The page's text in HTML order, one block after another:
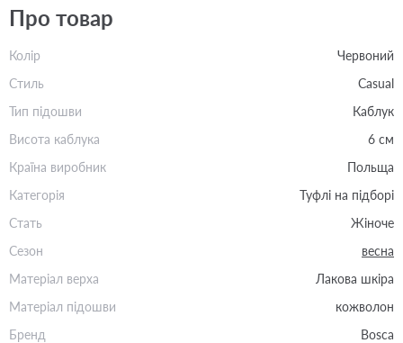
Про товар
Колір
Червоний
Стиль
Casual
Тип підошви
Каблук
Висота каблука
6 см
Країна виробник
Польща
Категорія
Туфлі на підборі
Стать
Жіноче
Сезон
весна
Матеріал верха
Лакова шкіра
Матеріал підошви
кожволон
Бренд
Bosca